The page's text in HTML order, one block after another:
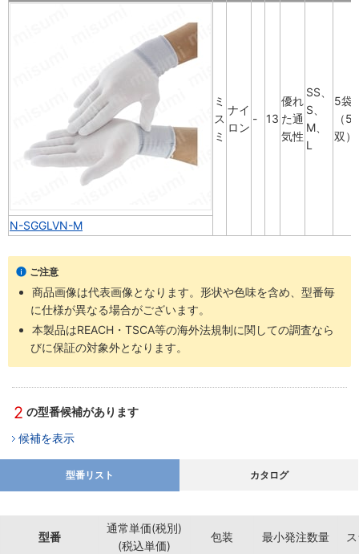
ミ
ス
ミ
ナイ
ロン
- 13
優れ
た通
気性
SS、
S、
M、
L
5袋
（50
双）
N-SGGLVN-M
ご注意
商品画像は代表画像となります。形状や色味を含め、型番毎
に仕様が異なる場合がございます。
本製品はREACH・TSCA等の海外法規制に関しての調査なら
びに保証の対象外となります。
2 の型番候補があります
候補を表示
型番リスト カタログ
型番
通常単価(税別)
(税込単価)
包装 最小発注数量